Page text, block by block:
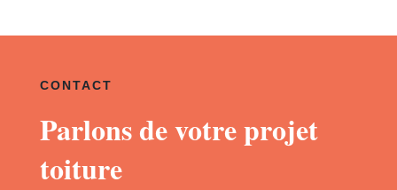
CONTACT
Parlons de votre projet
toiture